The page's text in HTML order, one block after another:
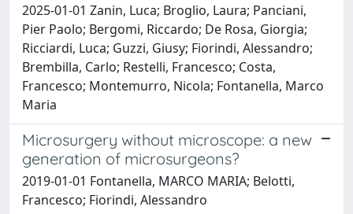
2025-01-01 Zanin, Luca; Broglio, Laura; Panciani,
Pier Paolo; Bergomi, Riccardo; De Rosa, Giorgia;
Ricciardi, Luca; Guzzi, Giusy; Fiorindi, Alessandro;
Brembilla, Carlo; Restelli, Francesco; Costa,
Francesco; Montemurro, Nicola; Fontanella, Marco
Maria
Microsurgery without microscope: a new
generation of microsurgeons?
2019-01-01 Fontanella, MARCO MARIA; Belotti,
Francesco; Fiorindi, Alessandro